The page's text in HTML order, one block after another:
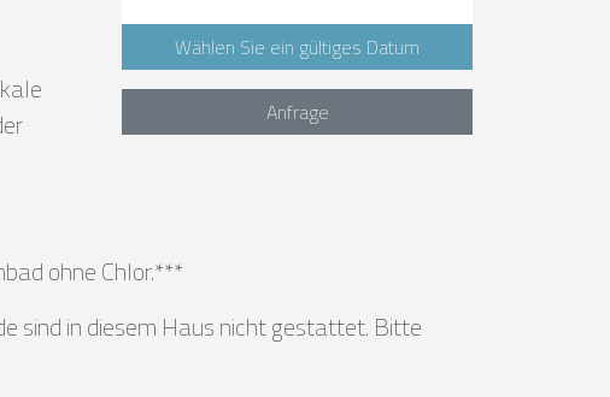
Wählen Sie ein gültiges Datum
Anfrage
ohne Chlor.***
sind in diesem Haus nicht gestattet. Bitte